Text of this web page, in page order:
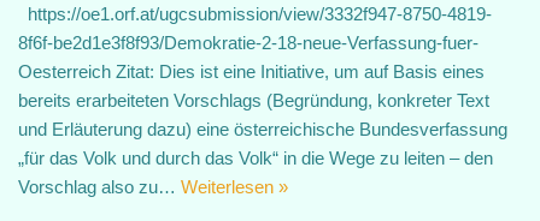
https://oe1.orf.at/ugcsubmission/view/3332f947-8750-4819-
8f6f-be2d1e3f8f93/Demokratie-2-18-neue-Verfassung-fuer-
Oesterreich Zitat: Dies ist eine Initiative, um auf Basis eines
bereits erarbeiteten Vorschlags (Begründung, konkreter Text
und Erläuterung dazu) eine österreichische Bundesverfassung
„für das Volk und durch das Volk“ in die Wege zu leiten – den
Vorschlag also zu… Weiterlesen »